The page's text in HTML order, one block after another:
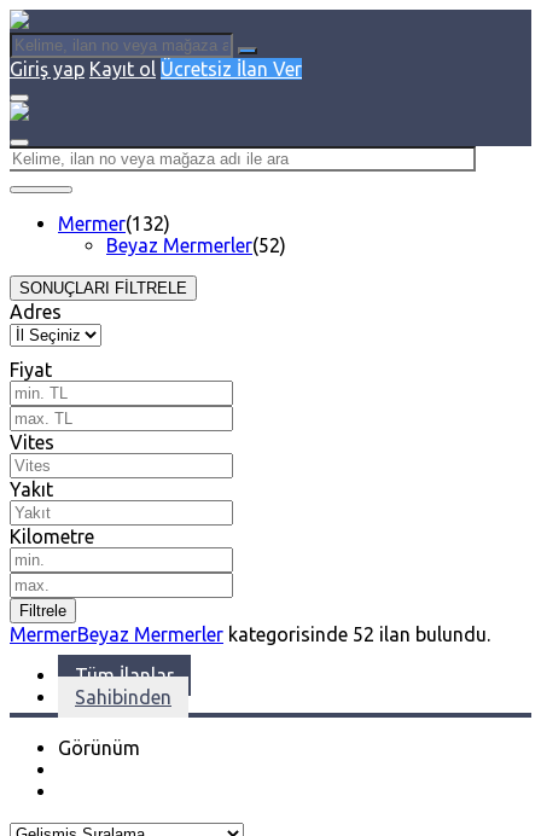
Giriş yap Kayıt ol Ücretsiz İlan Ver
Mermer(132)
Beyaz Mermerler(52)
SONUÇLARI FİLTRELE
Adres
Fiyat
Vites
Yakıt
Kilometre
Filtrele
MermerBeyaz Mermerler kategorisinde 52 ilan bulundu.
Tüm İlanlar
Sahibinden
Görünüm